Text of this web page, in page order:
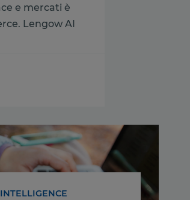
e mercati è
Lengow AI